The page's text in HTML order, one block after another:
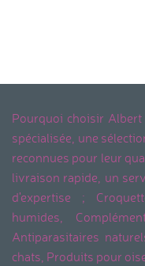
Pourquoi choisir Albert
spécialisée, une
reconnues pour leur
livraison rapide, un
d'expertise ;
humides,
Antiparasitaires
chats, Produits pour